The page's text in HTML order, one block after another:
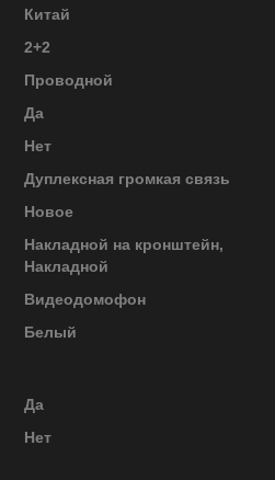
Китай
2+2
Проводной
Да
Нет
Дуплексная громкая связь
Новое
Накладной на кронштейн,
Накладной
Видеодомофон
Белый
Да
Нет